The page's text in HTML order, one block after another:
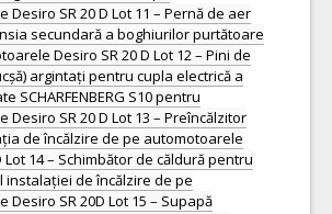
Desiro SR 20 D Lot 11 – Pernă de aer
secundară a boghiurilor purtătoare
Desiro SR 20 D Lot 12 – Pini de
argintați pentru cupla electrică a
SCHARFENBERG S10 pentru
Desiro SR 20 D Lot 13 – Preîncălzitor
de încălzire de pe automotoarele
Lot 14 – Schimbător de căldură pentru
instalației de încălzire de pe
Desiro SR 20D Lot 15 – Supapă